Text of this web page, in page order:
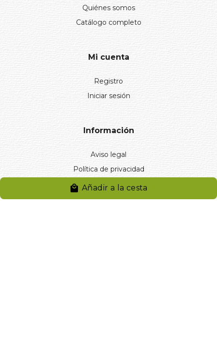
Añadir a la cesta
Quiénes somos
Catálogo completo
Mi cuenta
Registro
Iniciar sesión
Información
Aviso legal
Política de privacidad
Entregas y devoluciones
Desistimiento